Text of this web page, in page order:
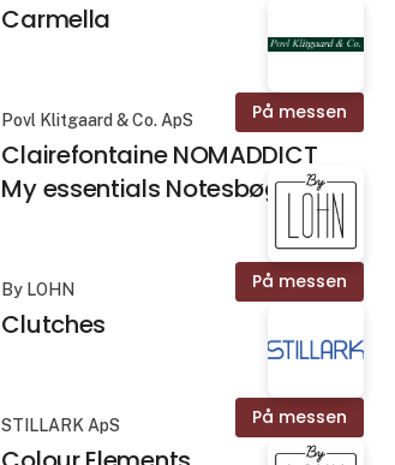
Carmella
På messen
Povl Klitgaard & Co. ApS
Clairefontaine NOMADDICT
My essentials Notesbøger
På messen
By LOHN
Clutches
På messen
STILLARK ApS